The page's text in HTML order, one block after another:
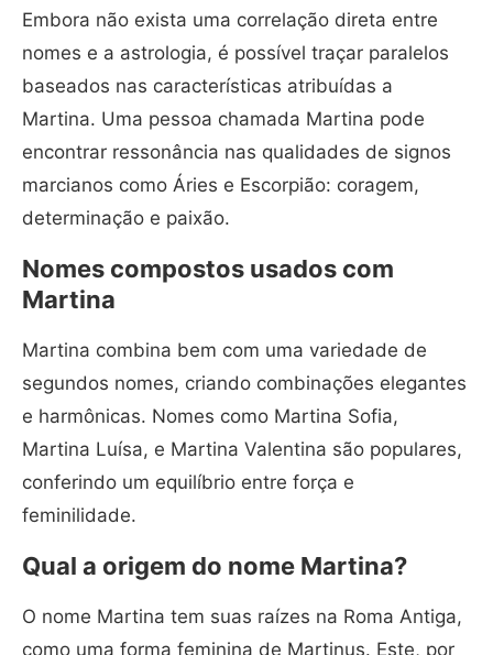
Embora não exista uma correlação direta entre
nomes e a astrologia, é possível traçar paralelos
baseados nas características atribuídas a
Martina. Uma pessoa chamada Martina pode
encontrar ressonância nas qualidades de signos
marcianos como Áries e Escorpião: coragem,
determinação e paixão.
Nomes compostos usados com
Martina
Martina combina bem com uma variedade de
segundos nomes, criando combinações elegantes
e harmônicas. Nomes como Martina Sofia,
Martina Luísa, e Martina Valentina são populares,
conferindo um equilíbrio entre força e
feminilidade.
Qual a origem do nome Martina?
O nome Martina tem suas raízes na Roma Antiga,
como uma forma feminina de Martinus. Este, por